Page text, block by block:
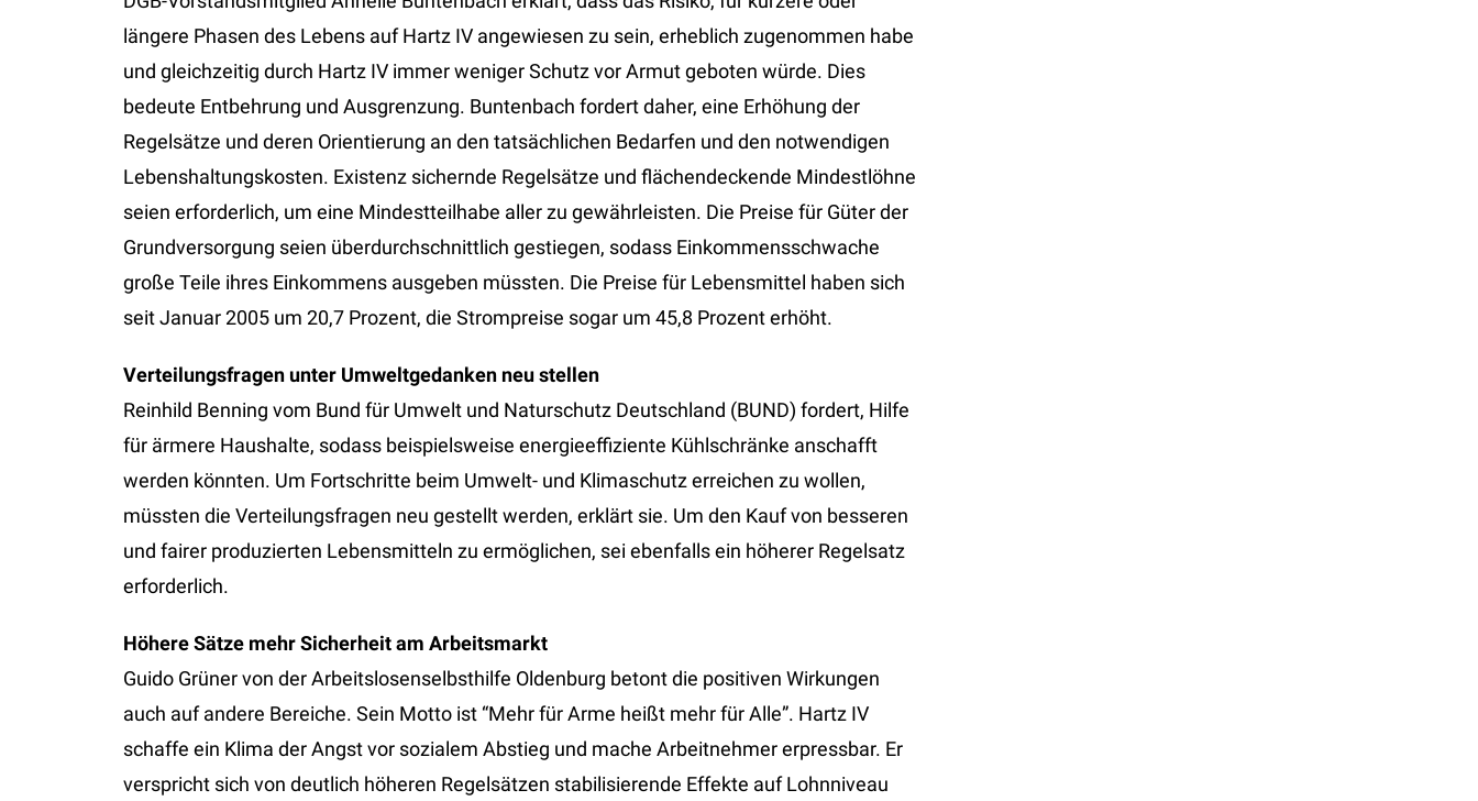
längere Phasen des Lebens auf Hartz IV angewiesen zu sein, erheblich zugenommen habe
und gleichzeitig durch Hartz IV immer weniger Schutz vor Armut geboten würde. Dies
bedeute Entbehrung und Ausgrenzung. Buntenbach fordert daher, eine Erhöhung der
Regelsätze und deren Orientierung an den tatsächlichen Bedarfen und den notwendigen
Lebenshaltungskosten. Existenz sichernde Regelsätze und flächendeckende Mindestlöhne
seien erforderlich, um eine Mindestteilhabe aller zu gewährleisten. Die Preise für Güter der
Grundversorgung seien überdurchschnittlich gestiegen, sodass Einkommensschwache
große Teile ihres Einkommens ausgeben müssten. Die Preise für Lebensmittel haben sich
seit Januar 2005 um 20,7 Prozent, die Strompreise sogar um 45,8 Prozent erhöht.
Verteilungsfragen unter Umweltgedanken neu stellen
Reinhild Benning vom Bund für Umwelt und Naturschutz Deutschland (BUND) fordert, Hilfe
für ärmere Haushalte, sodass beispielsweise energieeffiziente Kühlschränke anschafft
werden könnten. Um Fortschritte beim Umwelt- und Klimaschutz erreichen zu wollen,
müssten die Verteilungsfragen neu gestellt werden, erklärt sie. Um den Kauf von besseren
und fairer produzierten Lebensmitteln zu ermöglichen, sei ebenfalls ein höherer Regelsatz
erforderlich.
Höhere Sätze mehr Sicherheit am Arbeitsmarkt
Guido Grüner von der Arbeitslosenselbsthilfe Oldenburg betont die positiven Wirkungen
auch auf andere Bereiche. Sein Motto ist “Mehr für Arme heißt mehr für Alle”. Hartz IV
schaffe ein Klima der Angst vor sozialem Abstieg und mache Arbeitnehmer erpressbar. Er
verspricht sich von deutlich höheren Regelsätzen stabilisierende Effekte auf Lohnniveau